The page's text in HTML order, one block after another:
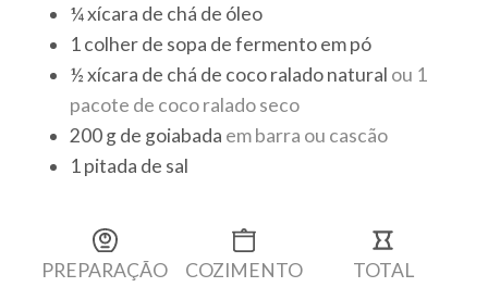
¼xícara de chá de óleo
1colher de sopa de fermento em pó
½ xícara de chá de coco ralado natural ou 1
pacote de coco ralado seco
200gde goiabada em barra ou cascão
1pitada de sal
PREPARAÇÃO
COZIMENTO
TOTAL